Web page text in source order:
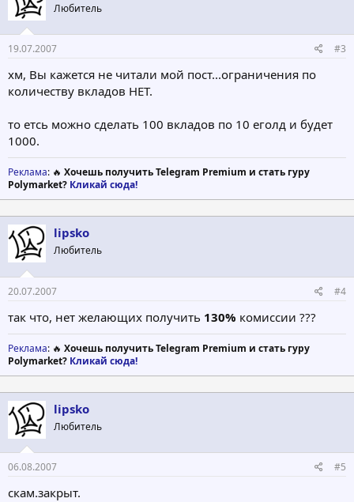
Любитель
19.07.2007 #3
хм, Вы кажется не читали мой пост...ограничения по
количеству вкладов НЕТ.
то етсь можно сделать 100 вкладов по 10 еголд и будет
1000.
Реклама: 🔥 Хочешь получить Telegram Premium и стать гуру
Polymarket? Кликай сюда!
lipsko
Любитель
20.07.2007 #4
так что, нет желающих получить 130% комиссии ???
Реклама: 🔥 Хочешь получить Telegram Premium и стать гуру
Polymarket? Кликай сюда!
lipsko
Любитель
06.08.2007 #5
скам.закрыт.